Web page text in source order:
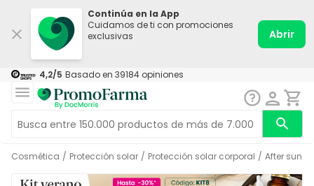
Continúa en la App
Cuidamos de ti con promociones
exclusivas
Abrir
4,2/5 Basado en 39184 opiniones
Cosmética / Protección solar / Protección solar corporal / After sun